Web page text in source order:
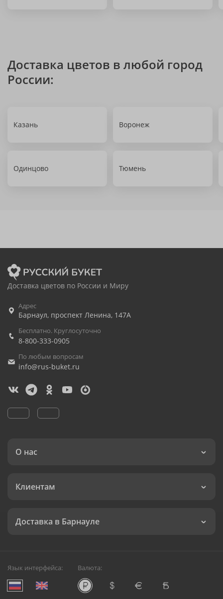
Доставка цветов в любой город
России:
Казань Воронеж
Одинцово Тюмень
Доставка цветов по России и Миру
Адрес
Барнаул, проспект Ленина, 147А
Бесплатно. Круглосуточно
8-800-333-0905
По любым вопросам
info@rus-buket.ru
О нас
Клиентам
Доставка в Барнауле
Язык интерфейса: Валюта: